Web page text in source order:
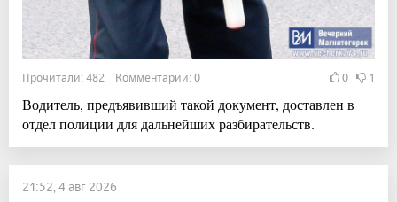
Прочитали: 482 Комментарии: 0 0 1
Водитель, предъявивший такой документ, доставлен в
отдел полиции для дальнейших разбирательств.
21:52, 4 авг 2026